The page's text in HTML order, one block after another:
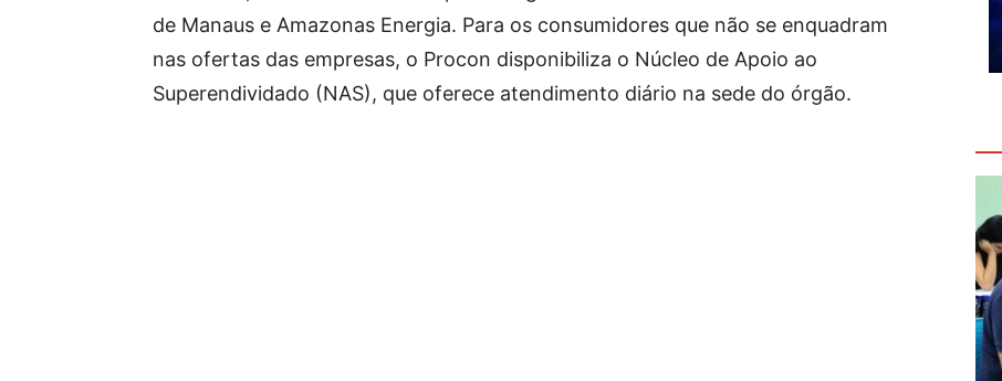
de Manaus e Amazonas Energia. Para os consumidores que não se enquadram
nas ofertas das empresas, o Procon disponibiliza o Núcleo de Apoio ao
Superendividado (NAS), que oferece atendimento diário na sede do órgão.